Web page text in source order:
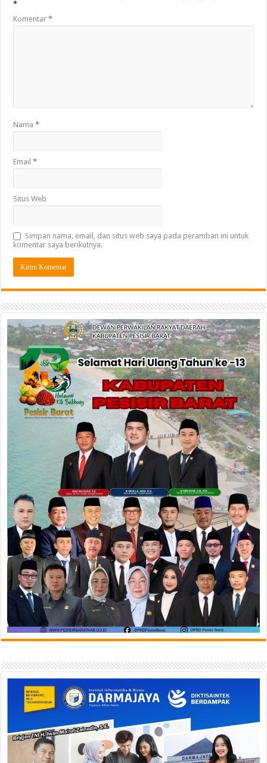
*
Komentar*
Nama*
Email*
Situs Web
Simpan nama, email, dan situs web saya pada peramban ini untuk
komentar saya berikutnya.